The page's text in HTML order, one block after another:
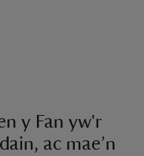
y Fan yw'r
ac mae’n